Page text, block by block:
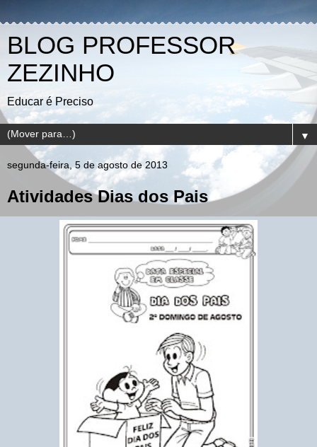
BLOG PROFESSOR
ZEZINHO
Educar é Preciso
▼
segunda-feira, 5 de agosto de 2013
Atividades Dias dos Pais